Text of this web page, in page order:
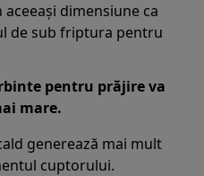
dimensiune ca
de sub friptura pentru
pentru prăjire va
mare.
generează mai mult
cuptorului.